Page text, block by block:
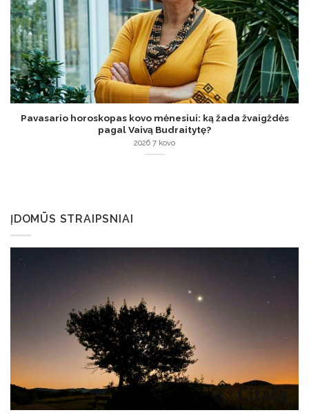
Pavasario horoskopas kovo mėnesiui: ką žada žvaigždės
pagal Vaivą Budraitytę?
2026 7 kovo
ĮDOMŪS STRAIPSNIAI